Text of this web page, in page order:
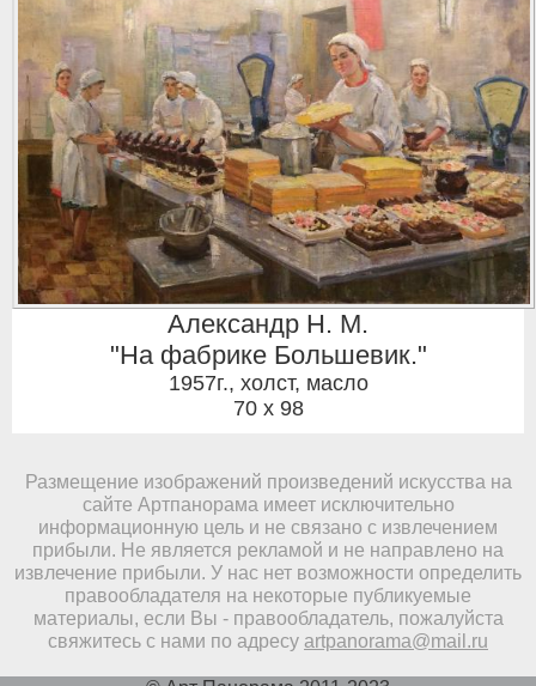
Александр Н. М.
"На фабрике Большевик."
1957г., холст, масло
70 x 98
Размещение изображений произведений искусства на
сайте Артпанорама имеет исключительно
информационную цель и не связано с извлечением
прибыли. Не является рекламой и не направлено на
извлечение прибыли. У нас нет возможности определить
правообладателя на некоторые публикуемые
материалы, если Вы - правообладатель, пожалуйста
свяжитесь с нами по адресу artpanorama@mail.ru